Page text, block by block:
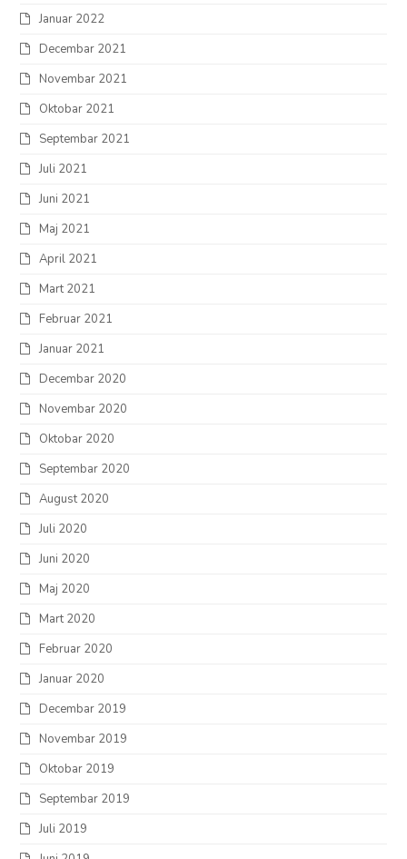
Januar 2022
Decembar 2021
Novembar 2021
Oktobar 2021
Septembar 2021
Juli 2021
Juni 2021
Maj 2021
April 2021
Mart 2021
Februar 2021
Januar 2021
Decembar 2020
Novembar 2020
Oktobar 2020
Septembar 2020
August 2020
Juli 2020
Juni 2020
Maj 2020
Mart 2020
Februar 2020
Januar 2020
Decembar 2019
Novembar 2019
Oktobar 2019
Septembar 2019
Juli 2019